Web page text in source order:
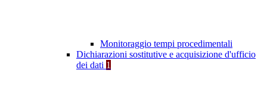
Monitoraggio tempi procedimentali
Dichiarazioni sostitutive e acquisizione d'ufficio
dei dati 1